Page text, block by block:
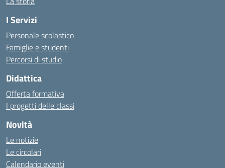
I Servizi
Personale scolastico
Famiglie e studenti
Percorsi di studio
Didattica
Offerta formativa
I progetti delle classi
Novità
Le notizie
Le circolari
Calendario eventi